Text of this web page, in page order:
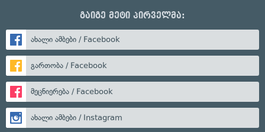
გაიგე მეტი პირველმა:
ახალი ამბები / Facebook
გართობა / Facebook
მეცნიერება / Facebook
ახალი ამბები / Instagram